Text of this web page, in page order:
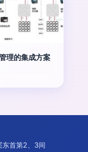
理的集成方案
东首第2、3间